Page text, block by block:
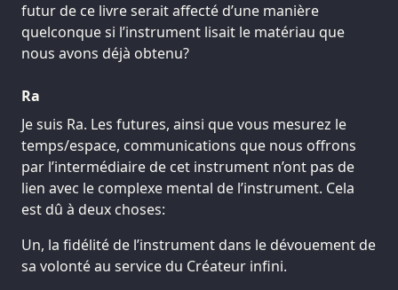
futur de ce livre serait affecté d’une manière
quelconque si l’instrument lisait le matériau que
nous avons déjà obtenu?
Ra
Je suis Ra. Les futures, ainsi que vous mesurez le
temps/espace, communications que nous offrons
par l’intermédiaire de cet instrument n’ont pas de
lien avec le complexe mental de l’instrument. Cela
est dû à deux choses:
Un, la fidélité de l’instrument dans le dévouement de
sa volonté au service du Créateur infini.